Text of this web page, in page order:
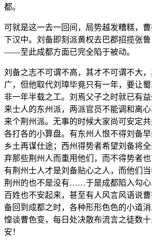
都。
可就是这一去一回间，局势越发糟糕，
下汉中。刘备即刻派黄权去巴郡招揽张
——至此成都方面已完全陷于被动。
刘备之志不可谓不高，其才不可谓不大
广，但他取代刘璋毕竟只有一年，要让
非一年半载之工。刘焉父子之时就已有
来士人的东州派，两派官员不能调和离
来个荆州派。无事的时候大家尚可安定
各打各的小算盘。有东州人恨不得刘备
乡土再谋仕途；西州得势者希望刘备将
弃那些荆州人而重用他们，而不得势者
有荆州士人才是刘备贴心之人，而他们
荆州的也不是没有……于是成都陷入勾心
百姓也不安起来，甚至有人风言风语说
备回到成都之时，各种形形色色的小道
惶谈曹色变，每日处决散布流言之徒数
安！